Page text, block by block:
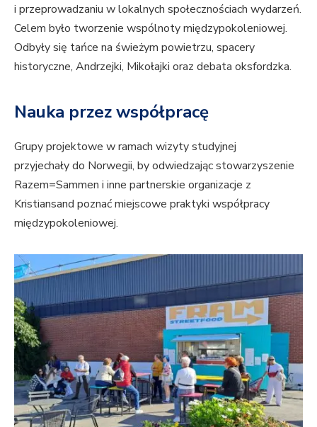
i przeprowadzaniu w lokalnych społecznościach wydarzeń.
Celem było tworzenie wspólnoty międzypokoleniowej.
Odbyły się tańce na świeżym powietrzu, spacery
historyczne, Andrzejki, Mikołajki oraz debata oksfordzka.
Nauka przez współpracę
Grupy projektowe w ramach wizyty studyjnej
przyjechały do Norwegii, by odwiedzając stowarzyszenie
Razem=Sammen i inne partnerskie organizacje z
Kristiansand poznać miejscowe praktyki współpracy
międzypokoleniowej.